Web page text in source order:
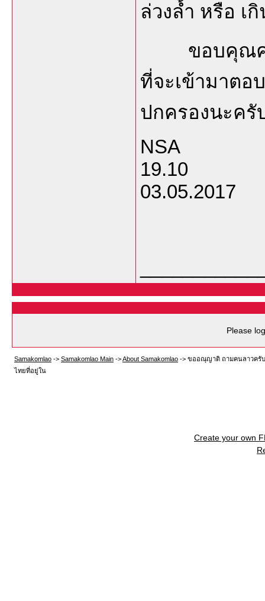
ล่วงล้ำ หรือ เ
ขอบคุณครับ
ที่จะเข้ามาต
ปกครองนะครั
NSA
19.10
03.05.2017
Please
Samakomlao -> Samakomlao Main ->About Samakomlao -> ขออณุญาติ ถามคนลาวครับ
ไทยที่อยู่ใน
Create your own